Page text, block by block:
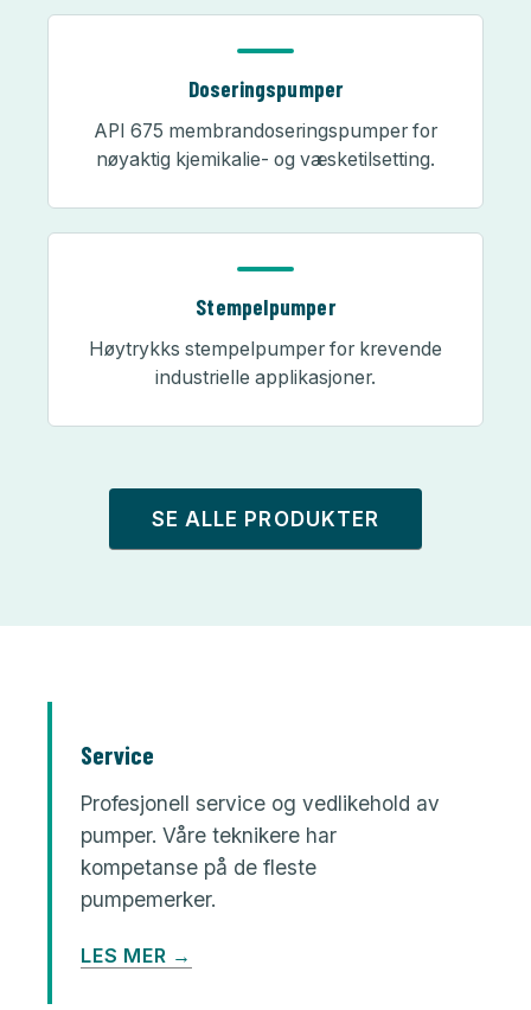
Doseringspumper
API 675 membrandoseringspumper for
nøyaktig kjemikalie- og væsketilsetting.
Stempelpumper
Høytrykks stempelpumper for krevende
industrielle applikasjoner.
SE ALLE PRODUKTER
Service
Profesjonell service og vedlikehold av
pumper. Våre teknikere har
kompetanse på de fleste
pumpemerker.
LES MER →